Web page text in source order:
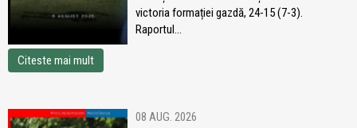
victoria formației gazdă, 24-15 (7-3).
Raportul...
Citeste mai mult
08 AUG. 2026